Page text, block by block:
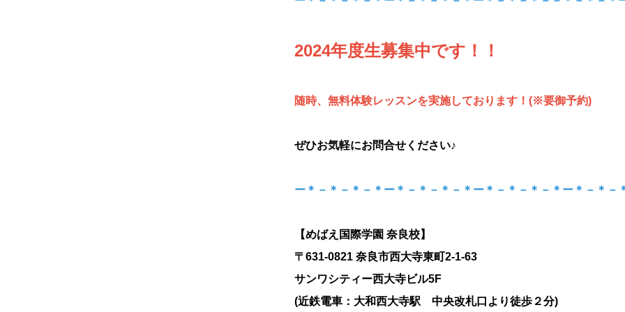
2024年度生募集中です！！
随時、無料体験レッスンを実施しております！ (※要御予約)
ぜひお気軽にお問合せください♪
ー＊－＊－＊－＊ー＊－＊－＊－＊ー＊－＊－＊－＊ー＊－＊－
【めばえ国際学園 奈良校】
〒631-0821 奈良市西大寺東町2-1-63
サンワシティー西大寺ビル5F
(近鉄電車：大和西大寺駅 中央改札口より徒歩２分)